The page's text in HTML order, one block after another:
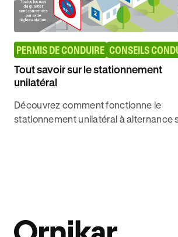
PERMIS DE CONDUIRE CONSEILS
Tout savoir sur le stationnement
unilatéral
Découvrez comment fonctionne le
stationnement unilatéral à alternance